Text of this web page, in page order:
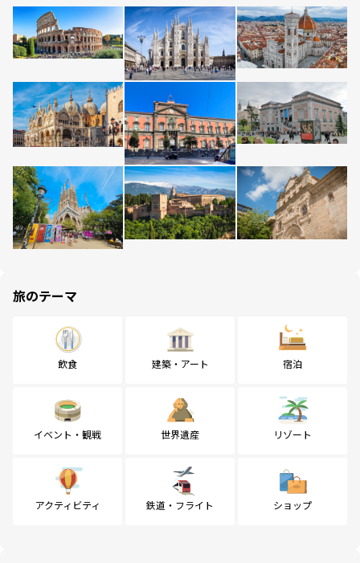
旅のテーマ
飲食 建築・アート 宿泊
イベント・観戦 世界遺産 リゾート
アクティビティ 鉄道・フライト ショップ